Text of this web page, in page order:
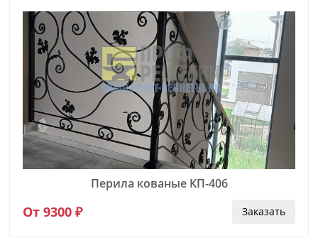
Перила кованые КП-406
От 9300 ₽ Заказать